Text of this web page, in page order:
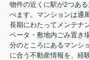
物件の近くに駅が2つあ
べます。マンションは通
長期にわたってメンテナ
ベータ・敷地内ごみ置き
分のところにあるマンシ
に合う不動産情報を、